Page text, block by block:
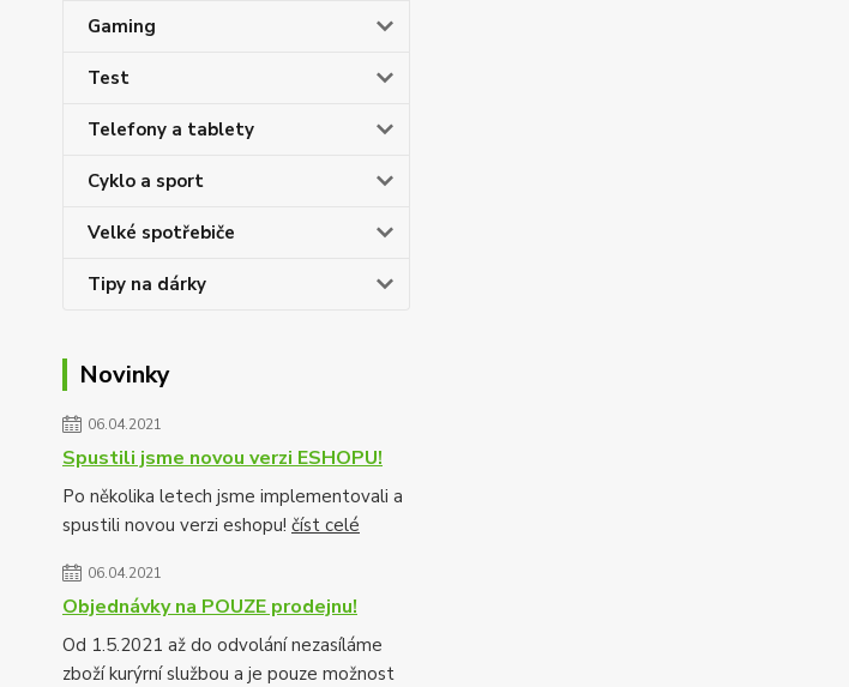
Gaming
Test
Telefony a tablety
Cyklo a sport
Velké spotřebiče
Tipy na dárky
Novinky
06.04.2021
Spustili jsme novou verzi ESHOPU!
Po několika letech jsme implementovali a
spustili novou verzi eshopu! číst celé
06.04.2021
Objednávky na POUZE prodejnu!
Od 1.5.2021 až do odvolání nezasíláme
zboží kurýrní službou a je pouze možnost